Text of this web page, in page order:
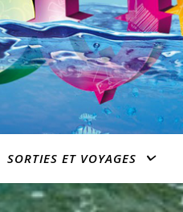
SORTIES ET VOYAGES